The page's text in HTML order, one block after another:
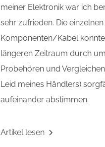
meiner Elektronik war ich
sehr zufrieden. Die einzelnen
Komponenten/Kabel
längeren Zeitraum durch
Probehören und
Leid meines Händlers)
aufeinander abstimmen.
Artikel lesen